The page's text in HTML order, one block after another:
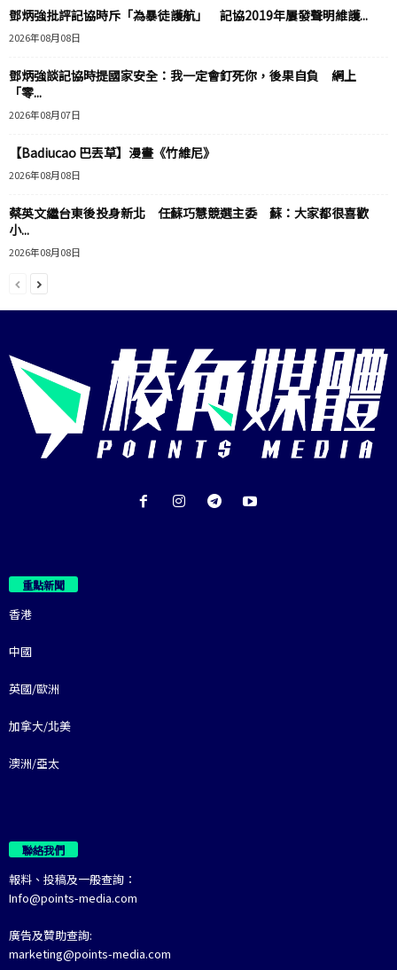
鄧炳強批評記協時斥「為暴徒護航」 記協2019年屢發聲明維護...
2026年08月08日
鄧炳強談記協時提國家安全：我一定會釘死你，後果自負 網上
「零...
2026年08月07日
【Badiucao 巴丟草】漫畫《竹維尼》
2026年08月08日
蔡英文繼台東後投身新北 任蘇巧慧競選主委 蘇：大家都很喜歡
小...
2026年08月08日
重點新聞
香港
中國
英國/歐洲
加拿大/北美
澳洲/亞太
聯絡我們
報料、投稿及一般查詢：
Info@points-media.com
廣告及贊助查詢:
marketing@points-media.com